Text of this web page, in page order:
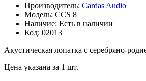
Производитель: Cardas Audio
Модель: CCS 8
Наличие: Есть в наличии
Код: 02013
Акустическая лопатка с серебряно-
Цена указана за 1 шт.